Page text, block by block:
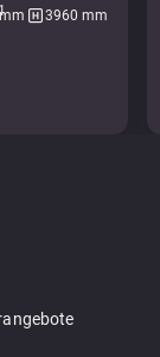
3960 mm